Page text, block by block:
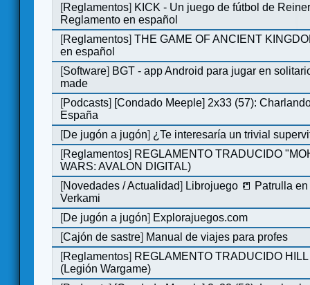
[Reglamentos] KICK - Un juego de fútbol de
Reglamento en español
[Reglamentos]THE GAME OF ANCIENT
en español
[Software] BGT - app Android para jugar en
made
[Podcasts] [Condado Meeple] 2x33 (57):
España
[De jugón a jugón] ¿Te interesaría un trivial
[Reglamentos] REGLAMENTO TRADUCIDO
WARS: AVALON DIGITAL)
[Novedades / Actualidad] Librojuego 📒 Patrulla
Verkami
[De jugón a jugón] Explorajuegos.com
[Cajón de sastre] Manual de viajes para profes
[Reglamentos] REGLAMENTO TRADUCIDO
(Legión Wargame)